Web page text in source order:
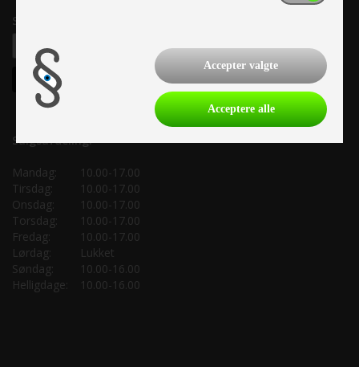
Samtykke til nyhedsbrev
Salgsafdeling:
Mandag:
10.00-17.00
Tirsdag:
10.00-17.00
Onsdag:
10.00-17.00
Torsdag:
10.00-17.00
Fredag:
10.00-17.00
Lørdag:
Lukket
Søndag:
10.00-16.00
Helligdage:
10.00-16.00
Accepter valgte
Acceptere alle